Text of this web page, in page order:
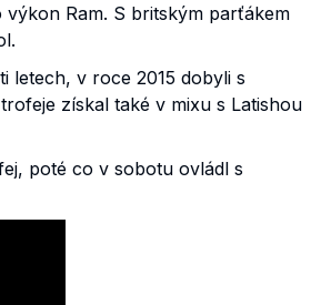
Ram. S britským parťákem
letech, v roce 2015 dobyli s
získal také v mixu s Latishou
poté co v sobotu ovládl s